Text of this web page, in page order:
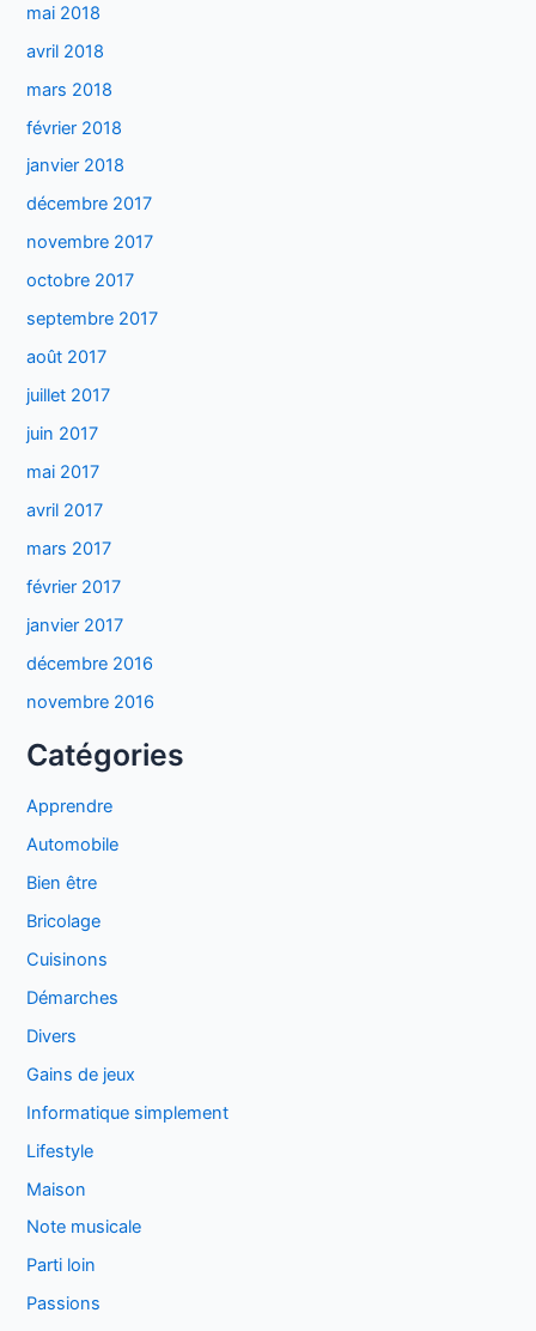
mai 2018
avril 2018
mars 2018
février 2018
janvier 2018
décembre 2017
novembre 2017
octobre 2017
septembre 2017
août 2017
juillet 2017
juin 2017
mai 2017
avril 2017
mars 2017
février 2017
janvier 2017
décembre 2016
novembre 2016
Catégories
Apprendre
Automobile
Bien être
Bricolage
Cuisinons
Démarches
Divers
Gains de jeux
Informatique simplement
Lifestyle
Maison
Note musicale
Parti loin
Passions